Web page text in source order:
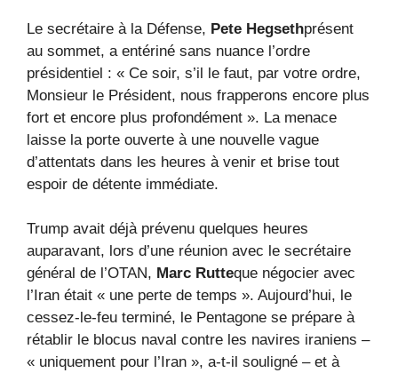
Le secrétaire à la Défense, Pete Hegsethprésent
au sommet, a entériné sans nuance l’ordre
présidentiel : « Ce soir, s’il le faut, par votre ordre,
Monsieur le Président, nous frapperons encore plus
fort et encore plus profondément ». La menace
laisse la porte ouverte à une nouvelle vague
d’attentats dans les heures à venir et brise tout
espoir de détente immédiate.
Trump avait déjà prévenu quelques heures
auparavant, lors d’une réunion avec le secrétaire
général de l’OTAN, Marc Rutteque négocier avec
l’Iran était « une perte de temps ». Aujourd’hui, le
cessez-le-feu terminé, le Pentagone se prépare à
rétablir le blocus naval contre les navires iraniens –
« uniquement pour l’Iran », a-t-il souligné – et à